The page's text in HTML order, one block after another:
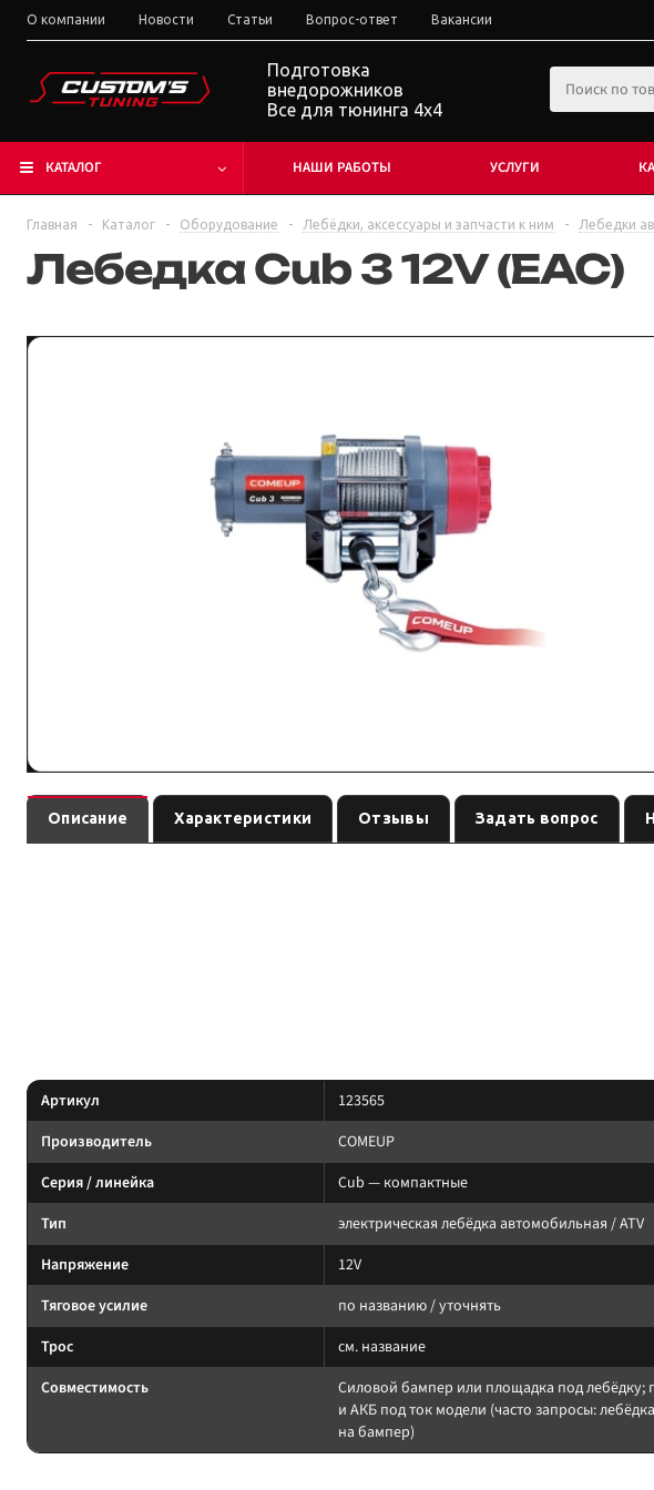
О компании Новости Статьи Вопрос-ответ Вакансии
Подготовка
внедорожников
Все для тюнинга 4x4
КАТАЛОГ НАШИ РАБОТЫ УСЛУГИ
Главная - Каталог - Оборудование - Лебёдки, аксессуары и запчасти к ним - Лебедки
Лебедка Cub 3 12V (EAC)
Описание Характеристики Отзывы Задать вопрос
Артикул
123565
Производитель
COMEUP
Серия / линейка
Cub — компактные
Тип
электрическая лебёдка автомобильная / ATV
Напряжение
12V
Тяговое усилие
по названию / уточнять
Трос
см. название
Совместимость
Силовой бампер или площадка под лебёдку;
и АКБ под ток модели (часто запросы:
на бампер)